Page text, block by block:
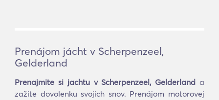
Prenájom jácht v Scherpenzeel,
Gelderland
Prenajmite si jachtu v Scherpenzeel, Gelderland a
zažite dovolenku svojich snov. Prenájom motorovej